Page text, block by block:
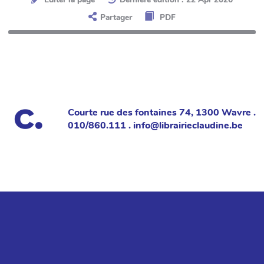
Partager
PDF
Courte rue des fontaines 74, 1300 Wavre .
010/860.111 . info@librairieclaudine.be